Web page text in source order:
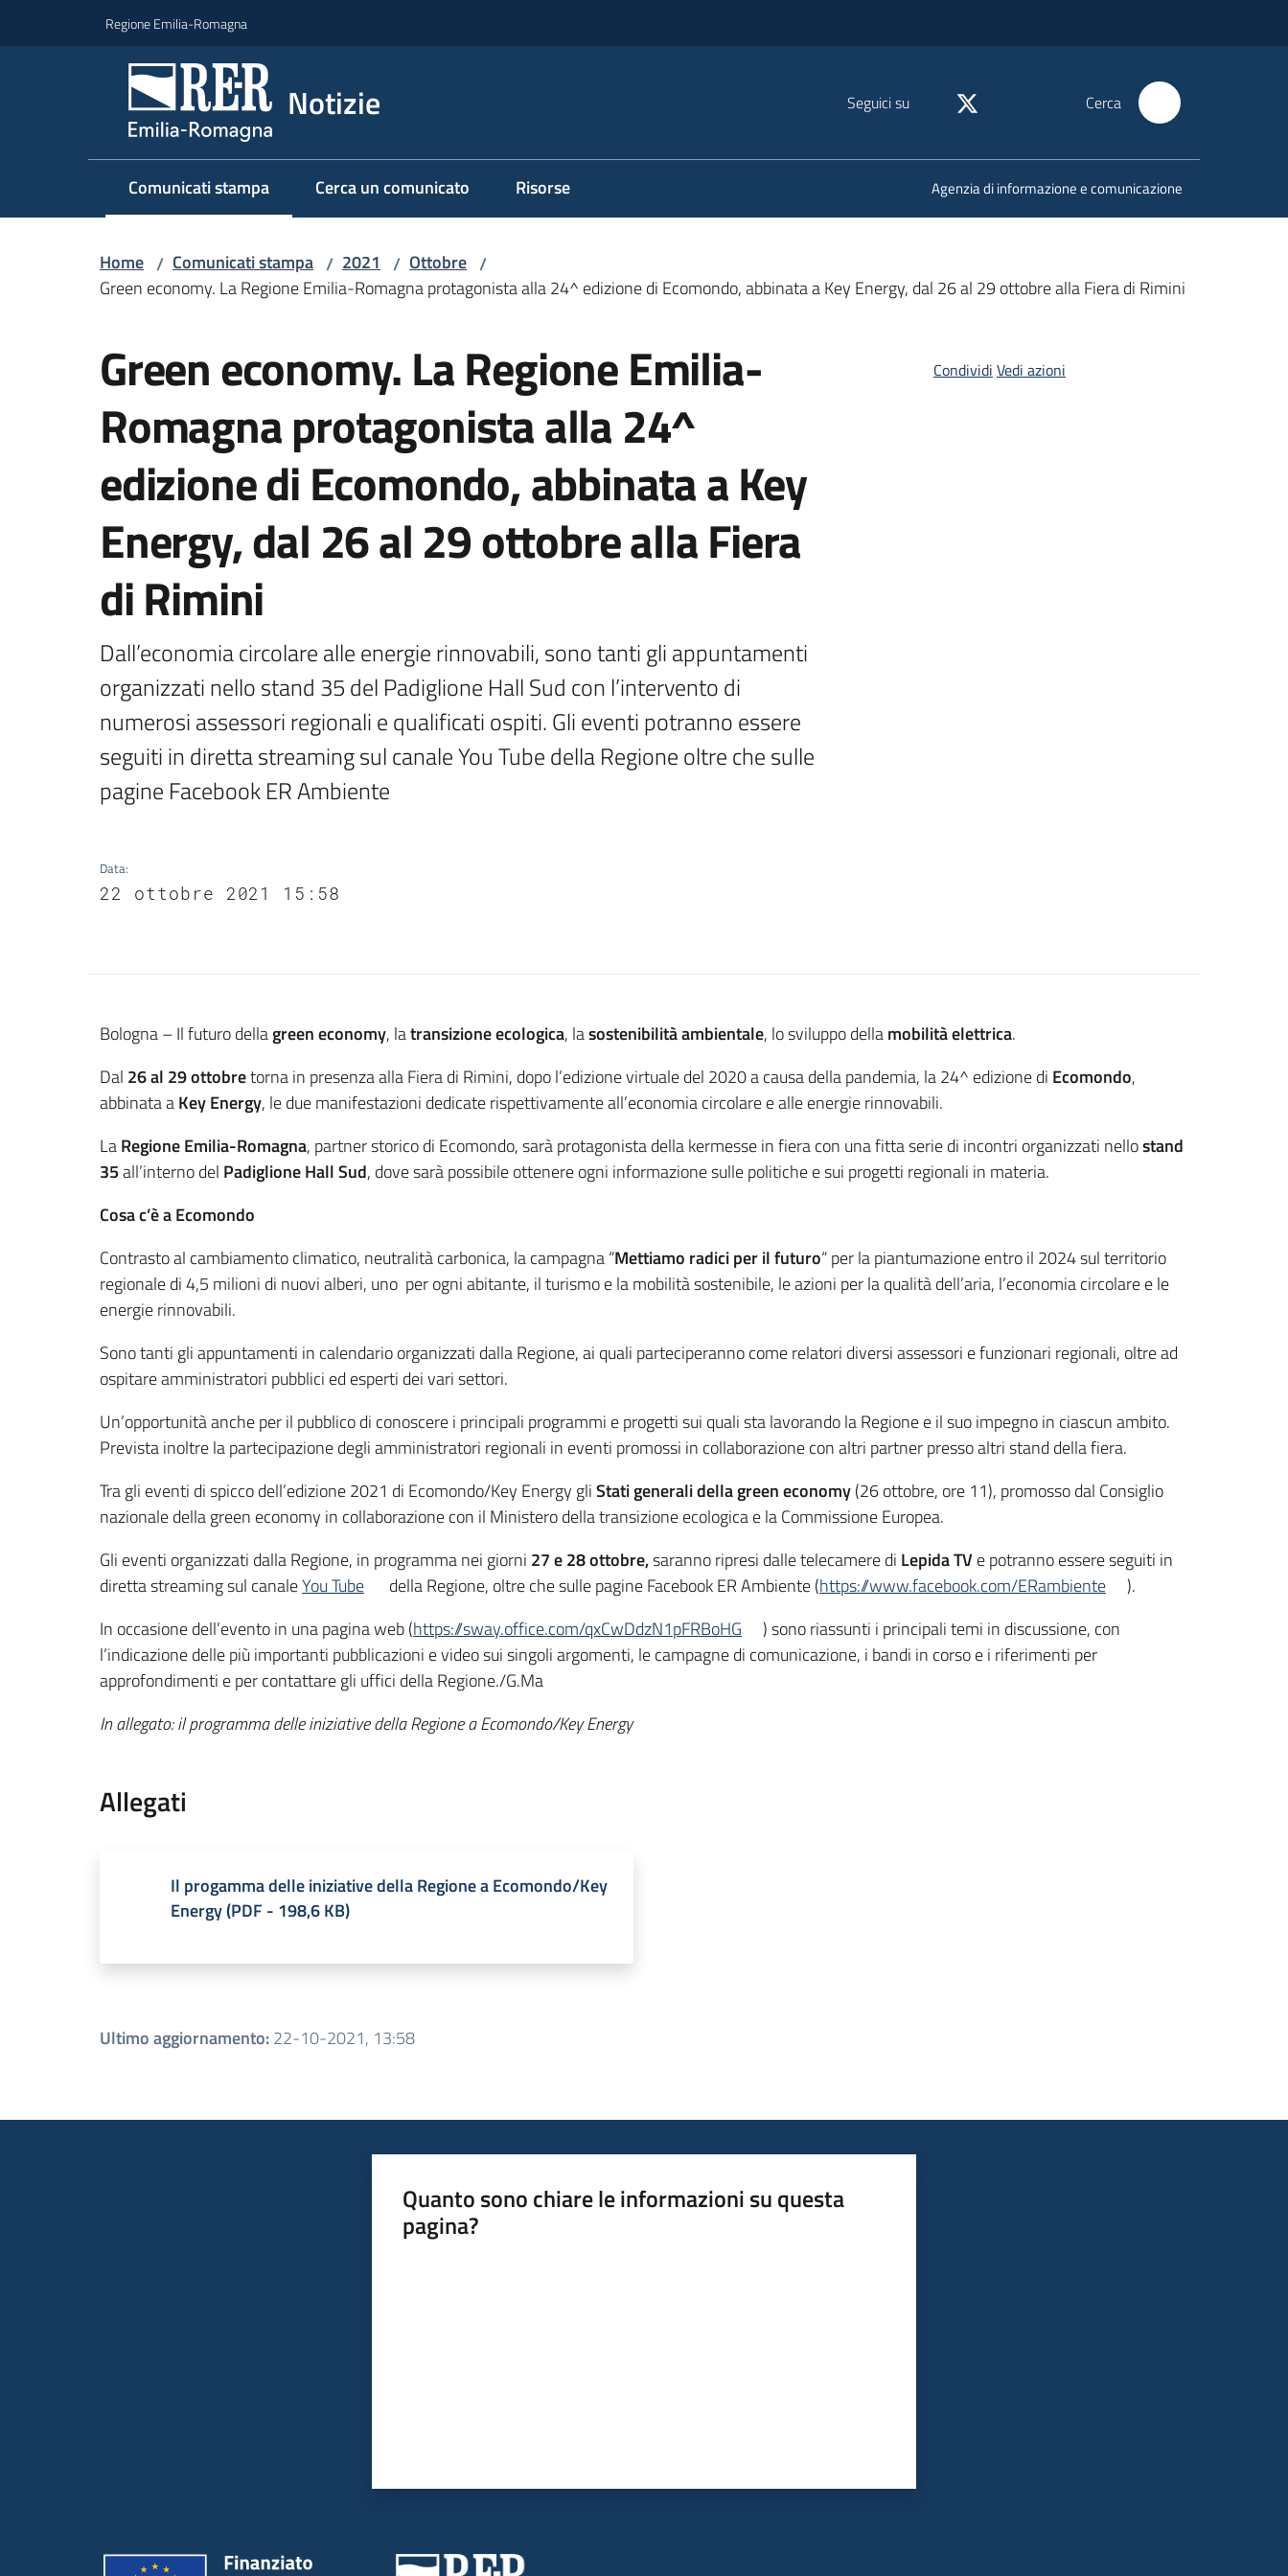
Regione Emilia-Romagna
Notizie Seguici su Cerca
Comunicati stampa
Menu selezionato Cerca un comunicato Risorse Agenzia di informazione e comunicazione
Home / Comunicati stampa / 2021 / Ottobre /
Green economy. La Regione Emilia-Romagna protagonista alla 24^ edizione di Ecomondo, abbinata a Key Energy, dal 26 al 29 ottobre alla Fiera di Rimini
Green economy. La Regione Emilia-
Romagna protagonista alla 24^
edizione di Ecomondo, abbinata a Key
Energy, dal 26 al 29 ottobre alla Fiera
di Rimini
Dall’economia circolare alle energie rinnovabili, sono tanti gli appuntamenti
organizzati nello stand 35 del Padiglione Hall Sud con l’intervento di
numerosi assessori regionali e qualificati ospiti. Gli eventi potranno essere
seguiti in diretta streaming sul canale You Tube della Regione oltre che sulle
pagine Facebook ER Ambiente
Data:
22 ottobre 2021 15:58
Condividi Vedi azioni
Contenuto
Bologna – Il futuro dellagreen economy, latransizione ecologica, lasostenibilità ambientale, lo sviluppo dellamobilità elettrica.
Dal 26 al 29 ottobretorna in presenza alla Fiera di Rimini, dopo l’edizione virtuale del 2020 a causa della pandemia, la 24^ edizione di Ecomondo,
abbinata aKey Energy, le due manifestazioni dedicate rispettivamente all’economia circolare e alle energie rinnovabili.
LaRegione Emilia-Romagna, partner storico di Ecomondo, sarà protagonista della kermesse in fiera con una fitta serie di incontri organizzati nellostand
35all’interno del Padiglione Hall Sud, dove sarà possibile ottenere ogni informazione sulle politiche e sui progetti regionali in materia.
Cosa c’è a Ecomondo
Contrasto al cambiamento climatico, neutralità carbonica, la campagna “Mettiamo radici per il futuro“ per la piantumazione entro il 2024 sul territorio
regionale di 4,5 milioni di nuovi alberi, uno per ogni abitante, il turismo e la mobilità sostenibile, le azioni per la qualità dell’aria, l’economia circolare e le
energie rinnovabili.
Sono tanti gli appuntamenti in calendario organizzati dalla Regione, ai quali parteciperanno come relatori diversi assessori e funzionari regionali, oltre ad
ospitare amministratori pubblici ed esperti dei vari settori.
Un’opportunità anche per il pubblico di conoscere i principali programmi e progetti sui quali sta lavorando la Regione e il suo impegno in ciascun ambito.
Prevista inoltre la partecipazione degli amministratori regionali in eventi promossi in collaborazione con altri partner presso altri stand della fiera.
Tra gli eventi di spicco dell’edizione 2021 di Ecomondo/Key Energy gliStati generali della green economy(26 ottobre, ore 11), promosso dal Consiglio
nazionale della green economy in collaborazione con il Ministero della transizione ecologica e la Commissione Europea.
Gli eventi organizzati dalla Regione, in programma nei giorni 27 e 28 ottobre,saranno ripresi dalle telecamere di Lepida TVe potranno essere seguiti in
diretta streaming sul canaleYou Tube della Regione, oltre che sulle pagine Facebook ER Ambiente (https://www.facebook.com/ERambiente
).
In occasione dell’evento in una pagina web (https://sway.office.com/qxCwDdzN1pFRBoHG
) sono riassunti i principali temi in discussione, con
l’indicazione delle più importanti pubblicazioni e video sui singoli argomenti, le campagne di comunicazione, i bandi in corso e i riferimenti per
approfondimenti e per contattare gli uffici della Regione./G.Ma
In allegato: il programma delle iniziative della Regione a Ecomondo/Key Energy
Allegati
Il progamma delle iniziative della Regione a Ecomondo/Key
Energy(PDF - 198,6 KB)
Ultimo aggiornamento:22-10-2021, 13:58
Quanto sono chiare le informazioni su questa
pagina?